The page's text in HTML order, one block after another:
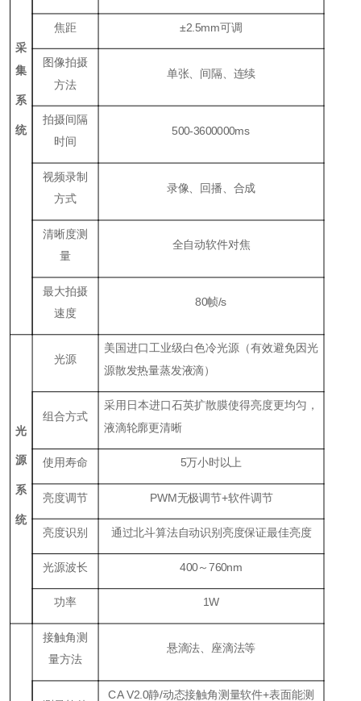
采
集
系
统
焦距 ±2 .5mm可调
图像拍摄
方法
单张、间隔、连续
拍摄间隔
时间
500-3600000ms
视频录制
方式
录像、回播、合成
清晰度测
量
全自动软件对焦
最大拍摄
速度
80帧/s
光
源
系
统
光源
美国进口工业级白色冷光源（有效避免因光
源散发热量蒸发液滴）
组合方式
采用日本进口石英扩散膜使得亮度更均匀，
液滴轮廓更清晰
使用寿命 5万小时以上
亮度调节 PWM无极调节+软件调节
亮度识别 通过北斗算法自动识别亮度保证最佳亮度
光源波长 400～760nm
功率 1W
接触角测
量方法
悬滴法、座滴法等
CA V2.0静/动态接触角测量软件+表面能测